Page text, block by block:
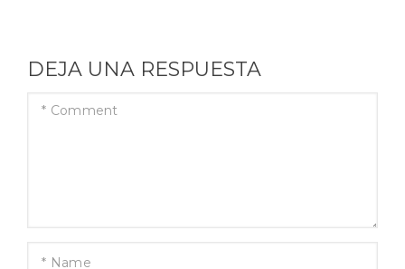
DEJA UNA RESPUESTA